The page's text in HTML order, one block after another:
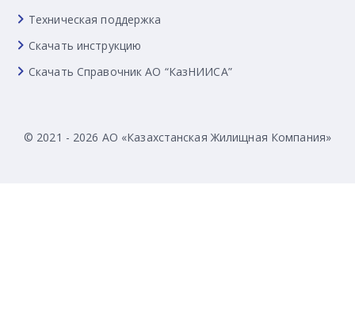
Техническая поддержка
Скачать инструкцию
Скачать Справочник АО “КазНИИСА”
© 2021 - 2026 АО «Казахстанская Жилищная Компания»